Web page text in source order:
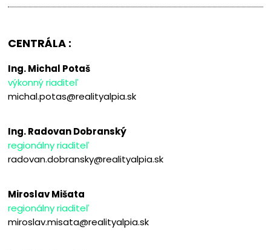
CENTRÁLA :
Ing. Michal Potaš
výkonný riaditeľ
michal.potas@realityalpia.sk
Ing. Radovan Dobranský
regionálny riaditeľ
radovan.dobransky@realityalpia.sk
Miroslav Mišata
regionálny riaditeľ
miroslav.misata@realityalpia.sk